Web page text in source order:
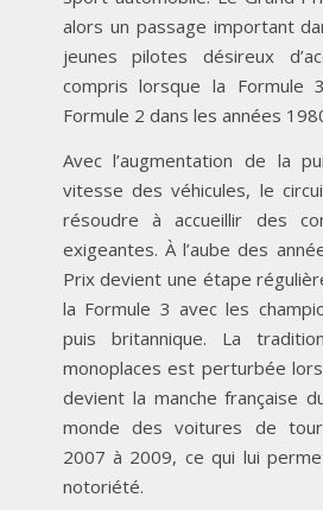
alors un passage important
jeunes pilotes désireux
compris lorsque la Formule
Formule 2 dans les années
Avec l’augmentation de la
vitesse des véhicules, le
résoudre à accueillir des
exigeantes. À l’aube des
Prix devient une étape
la Formule 3 avec les
puis britannique. La
monoplaces est perturbée
devient la manche française
monde des voitures de
2007 à 2009, ce qui lui
notoriété.